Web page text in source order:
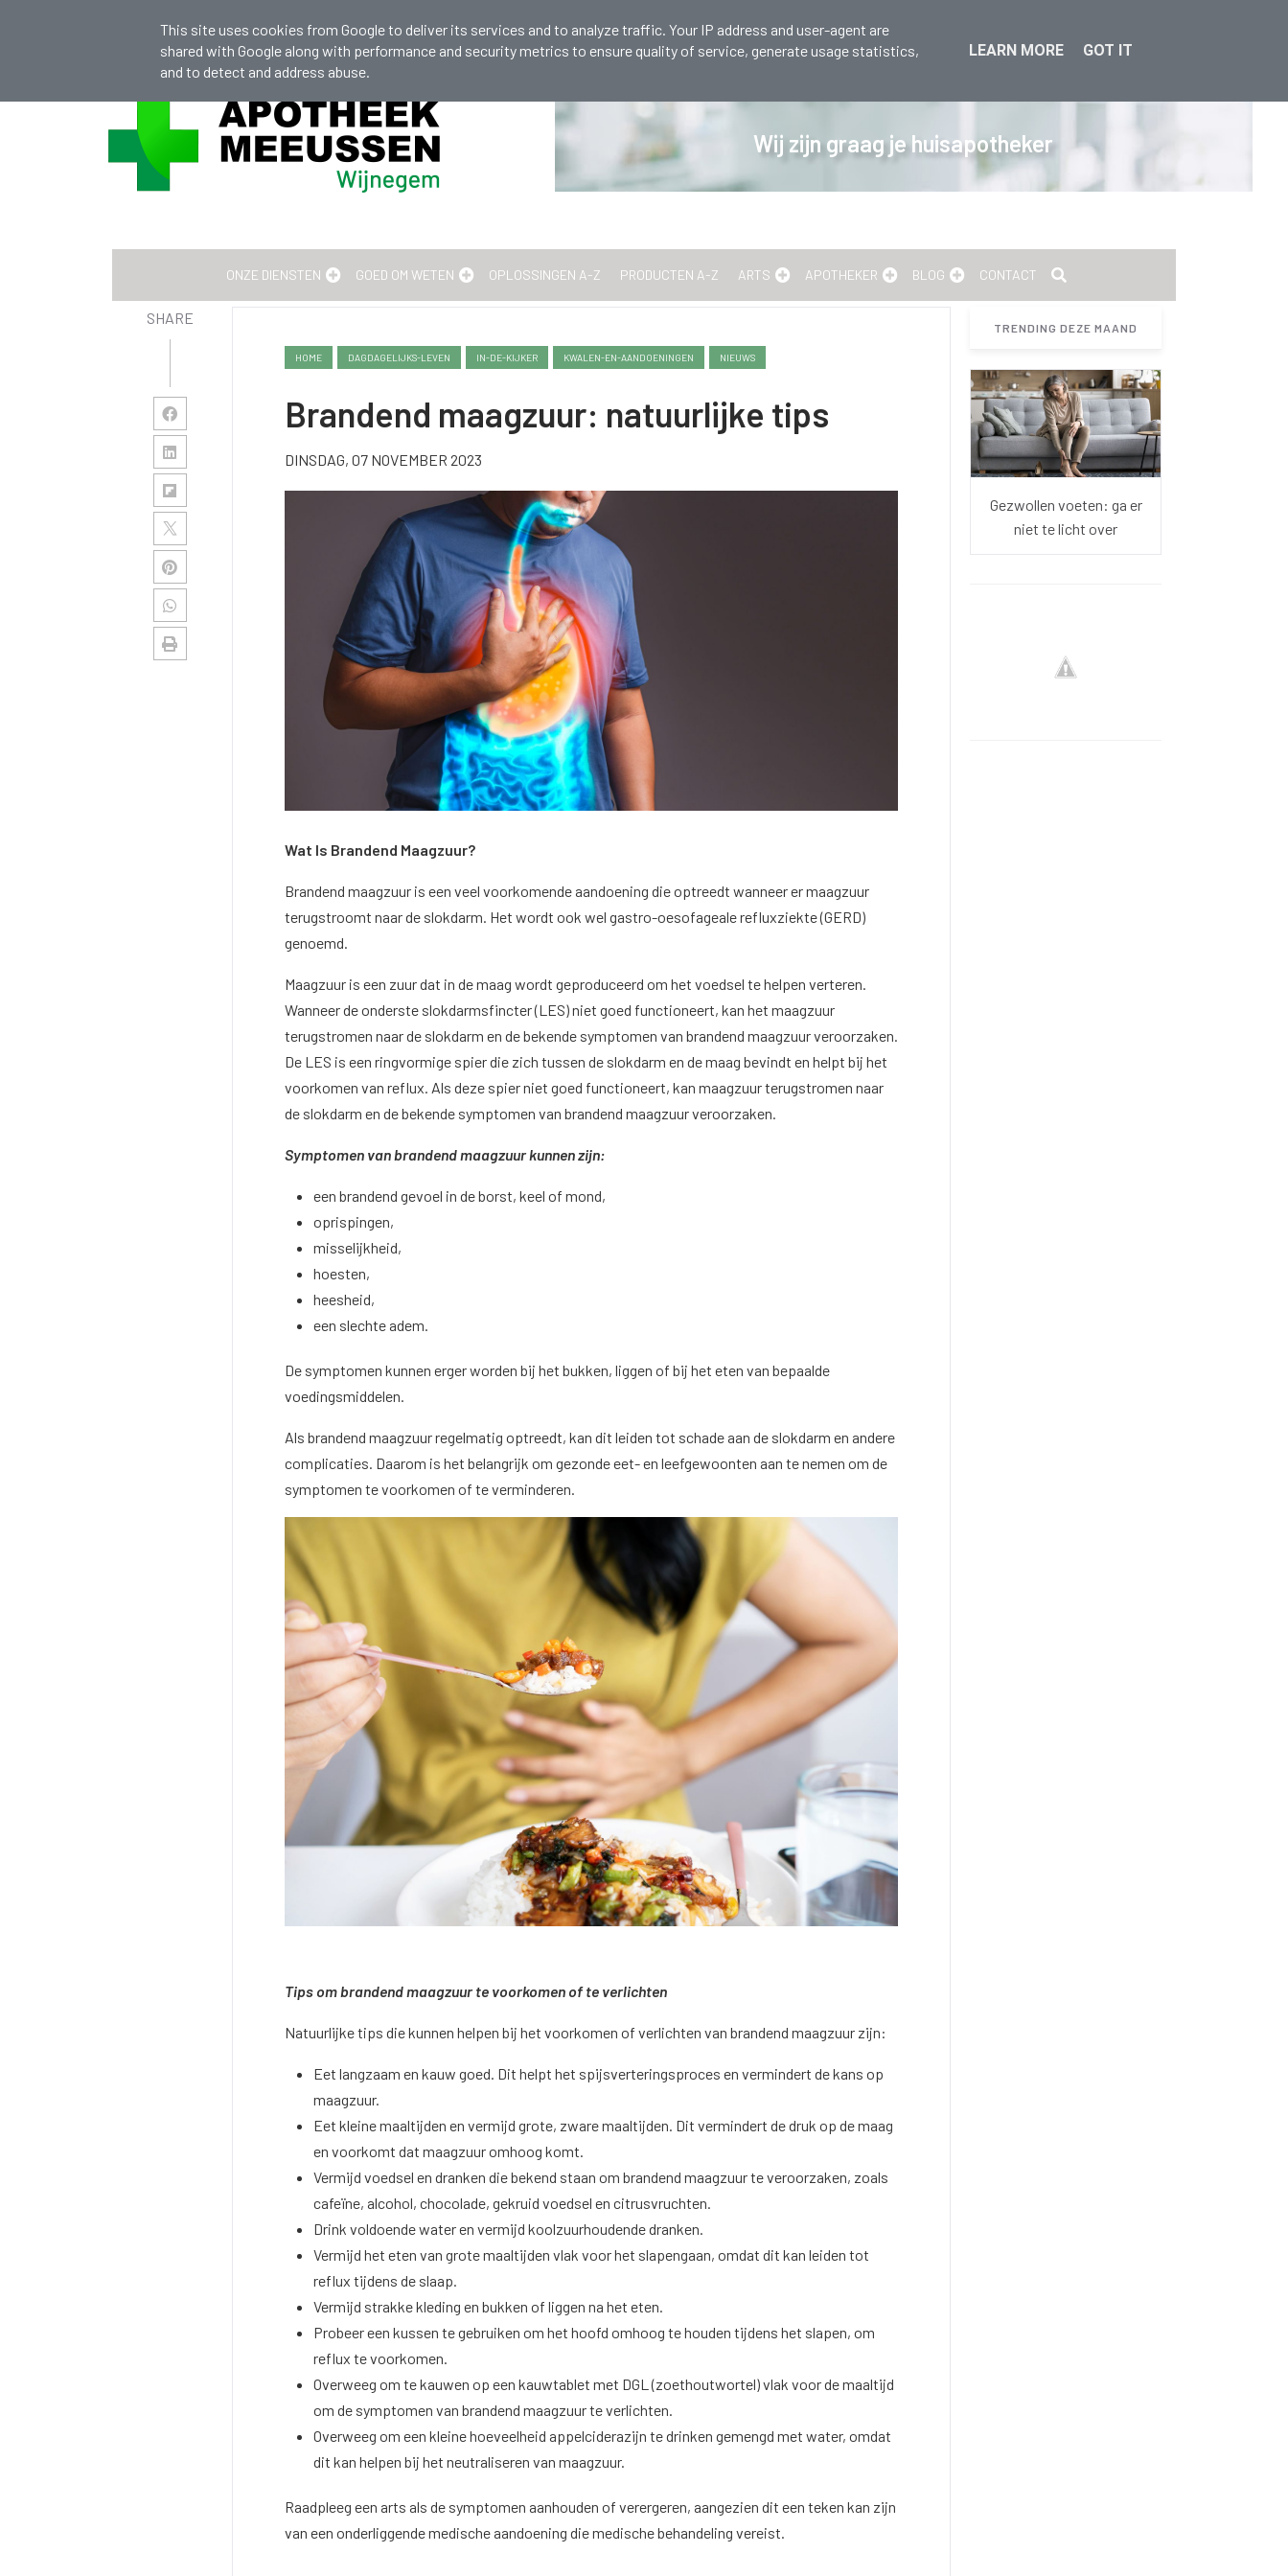
info@apotheekmeeussen.be +32 (0)33 536 131
Actie op zonnecrèmes! Wij zijn graag je huisapotheker
ONZE DIENSTEN GOED OM WETEN OPLOSSINGEN A-Z PRODUCTEN A-Z ARTS APOTHEKER BLOG CONTACT
SHARE
HOME DAGDAGELIJKS-LEVEN IN-DE-KIJKER KWALEN-EN-AANDOENINGEN NIEUWS
Brandend maagzuur: natuurlijke tips
DINSDAG, 07 NOVEMBER 2023
Wat Is Brandend Maagzuur?
Brandend maagzuur is een veel voorkomende aandoening die optreedt wanneer er maagzuur
terugstroomt naar de slokdarm. Het wordt ook wel gastro-oesofageale refluxziekte (GERD)
genoemd.
Maagzuur is een zuur dat in de maag wordt geproduceerd om het voedsel te helpen verteren.
Wanneer de onderste slokdarmsfincter (LES) niet goed functioneert, kan het maagzuur
terugstromen naar de slokdarm en de bekende symptomen van brandend maagzuur veroorzaken.
De LES is een ringvormige spier die zich tussen de slokdarm en de maag bevindt en helpt bij het
voorkomen van reflux. Als deze spier niet goed functioneert, kan maagzuur terugstromen naar
de slokdarm en de bekende symptomen van brandend maagzuur veroorzaken.
Symptomen van brandend maagzuur kunnen zijn:
een brandend gevoel in de borst, keel of mond,
oprispingen,
misselijkheid,
hoesten,
heesheid,
een slechte adem.
De symptomen kunnen erger worden bij het bukken, liggen of bij het eten van bepaalde
voedingsmiddelen.
Als brandend maagzuur regelmatig optreedt, kan dit leiden tot schade aan de slokdarm en andere
complicaties. Daarom is het belangrijk om gezonde eet- en leefgewoonten aan te nemen om de
symptomen te voorkomen of te verminderen.
Tips om brandend maagzuur te voorkomen of te verlichten
Natuurlijke tips die kunnen helpen bij het voorkomen of verlichten van brandend maagzuur zijn:
Eet langzaam en kauw goed. Dit helpt het spijsverteringsproces en vermindert de kans op
maagzuur.
Eet kleine maaltijden en vermijd grote, zware maaltijden. Dit vermindert de druk op de maag
en voorkomt dat maagzuur omhoog komt.
Vermijd voedsel en dranken die bekend staan om brandend maagzuur te veroorzaken, zoals
cafeïne, alcohol, chocolade, gekruid voedsel en citrusvruchten.
Drink voldoende water en vermijd koolzuurhoudende dranken.
Vermijd het eten van grote maaltijden vlak voor het slapengaan, omdat dit kan leiden tot
reflux tijdens de slaap.
Vermijd strakke kleding en bukken of liggen na het eten.
Probeer een kussen te gebruiken om het hoofd omhoog te houden tijdens het slapen, om
reflux te voorkomen.
Overweeg om te kauwen op een kauwtablet met DGL (zoethoutwortel) vlak voor de maaltijd
om de symptomen van brandend maagzuur te verlichten.
Overweeg om een kleine hoeveelheid appelciderazijn te drinken gemengd met water, omdat
dit kan helpen bij het neutraliseren van maagzuur.
Raadpleeg een arts als de symptomen aanhouden of verergeren, aangezien dit een teken kan zijn
van een onderliggende medische aandoening die medische behandeling vereist.
TRENDING DEZE MAAND
Gezwollen voeten: ga er
niet te licht over
This site uses cookies from Google to deliver its services and to analyze traffic. Your IP address and user-agent are
shared with Google along with performance and security metrics to ensure quality of service, generate usage statistics,
and to detect and address abuse.
LEARN MORE GOT IT